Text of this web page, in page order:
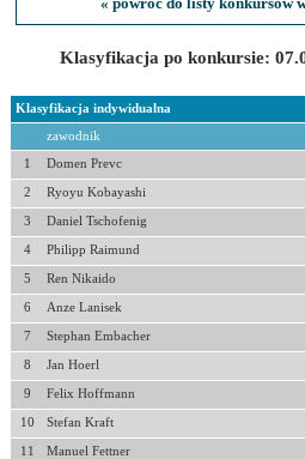
Klasyfikacja po konkursie:
Klasyfikacja indywidualna
zawodnik
1 Domen Prevc
2 Ryoyu Kobayashi
3 Daniel Tschofenig
4 Philipp Raimund
5 Ren Nikaido
6 Anze Lanisek
7 Stephan Embacher
8 Jan Hoerl
9 Felix Hoffmann
10 Stefan Kraft
11 Manuel Fettner